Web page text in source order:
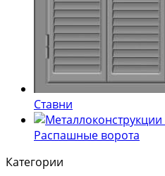
Ставни
Распашные ворота
Категории